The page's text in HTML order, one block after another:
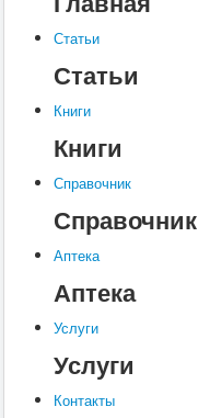
Книги
Услуги
Контакты
Шкатулки
Статьи
Статьи
Книги
Книги
Справочник
Справочник
Аптека
Аптека
Услуги
Услуги
Контакты